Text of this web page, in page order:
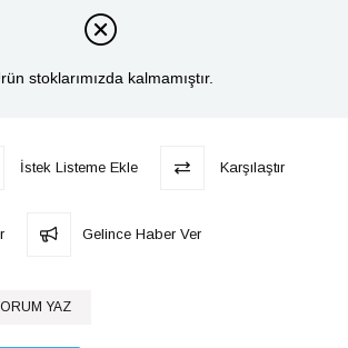
stoklarımızda kalmamıştır.
İstek Listeme Ekle Karşılaştır
Gelince Haber Ver
YAZ